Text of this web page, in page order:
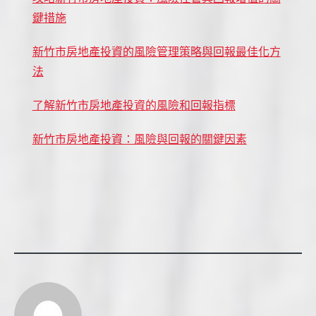
鍵措施
新竹市房地產投資的風險管理策略與回報最佳化方
法
了解新竹市房地產投資的風險和回報指標
新竹市房地產投資：風險與回報的關鍵因素